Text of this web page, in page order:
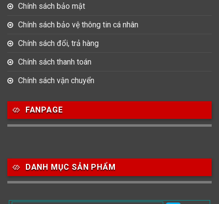
Chính sách bảo mật
Chính sách bảo vệ thông tin cá nhân
Chính sách đổi, trả hàng
Chính sách thanh toán
Chính sách vận chuyển
FANPAGE
DANH MỤC SẢN PHẨM